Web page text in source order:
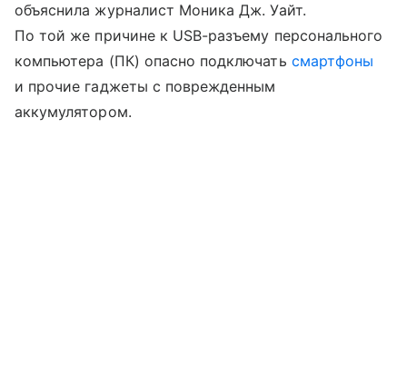
объяснила журналист Моника Дж. Уайт.
По той же причине к USB-разъему персонального
компьютера (ПК) опасно подключать смартфоны
и прочие гаджеты с поврежденным
аккумулятором.